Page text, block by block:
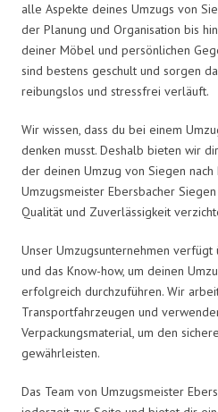
alle Aspekte deines Umzugs von
der Planung und Organisation bis
deiner Möbel und persönlichen
sind bestens geschult und sorgen
reibungslos und stressfrei verläuft.
Wir wissen, dass du bei einem
denken musst. Deshalb bieten wir
der deinen Umzug von Siegen nach
Umzugsmeister Ebersbacher
Qualität und Zuverlässigkeit
Unser Umzugsunternehmen
und das Know-how, um deinen
erfolgreich durchzuführen. Wir
Transportfahrzeugen und
Verpackungsmaterial, um den
gewährleisten.
Das Team von Umzugsmeister